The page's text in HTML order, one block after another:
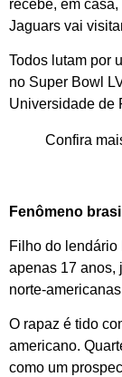
recebe, em
Jaguars vai
Todos lutam por
no Super Bowl
Universidade de
Confira
Fenômeno
Filho do lendário
apenas 17 anos,
norte-
O rapaz é tido
americano.
como um